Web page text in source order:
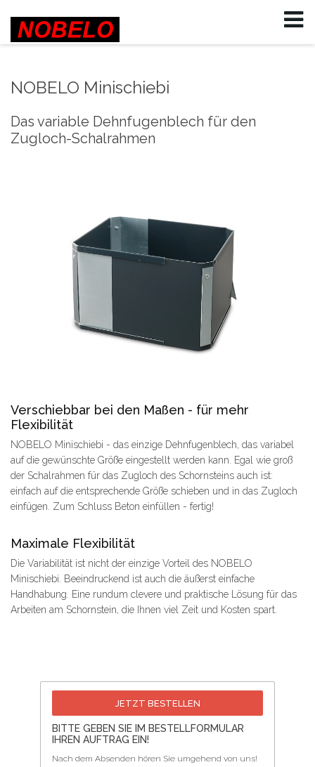
NOBELO Minischiebi
Das variable Dehnfugenblech für den
Zugloch-Schalrahmen
Verschiebbar bei den Maßen - für mehr
Flexibilität
NOBELO Minischiebi - das einzige Dehnfugenblech, das variabel
auf die gewünschte Größe eingestellt werden kann. Egal wie groß
der Schalrahmen für das Zugloch des Schornsteins auch ist:
einfach auf die entsprechende Größe schieben und in das Zugloch
einfügen. Zum Schluss Beton einfüllen - fertig!
Maximale Flexibilität
Die Variabilität ist nicht der einzige Vorteil des NOBELO
Minischiebi. Beeindruckend ist auch die äußerst einfache
Handhabung. Eine rundum clevere und praktische Lösung für das
Arbeiten am Schornstein, die Ihnen viel Zeit und Kosten spart.
JETZT BESTELLEN
BITTE GEBEN SIE IM BESTELLFORMULAR
IHREN AUFTRAG EIN!
Nach dem Absenden hören Sie umgehend von uns!
Log inorSign up
Passwort
Angemeldet bleiben